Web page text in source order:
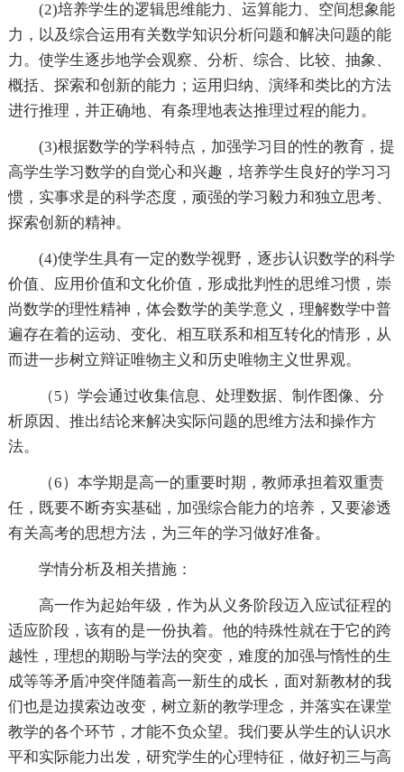
(2)培养学生的逻辑思维能力、运算能力、空间想象能
力，以及综合运用有关数学知识分析问题和解决问题的能
力。使学生逐步地学会观察、分析、综合、比较、抽象、
概括、探索和创新的能力；运用归纳、演绎和类比的方法
进行推理，并正确地、有条理地表达推理过程的能力。
(3)根据数学的学科特点，加强学习目的性的教育，提
高学生学习数学的自觉心和兴趣，培养学生良好的学习习
惯，实事求是的科学态度，顽强的学习毅力和独立思考、
探索创新的精神。
(4)使学生具有一定的数学视野，逐步认识数学的科学
价值、应用价值和文化价值，形成批判性的思维习惯，崇
尚数学的理性精神，体会数学的美学意义，理解数学中普
遍存在着的运动、变化、相互联系和相互转化的情形，从
而进一步树立辩证唯物主义和历史唯物主义世界观。
（5）学会通过收集信息、处理数据、制作图像、分
析原因、推出结论来解决实际问题的思维方法和操作方
法。
（6）本学期是高一的重要时期，教师承担着双重责
任，既要不断夯实基础，加强综合能力的培养，又要渗透
有关高考的思想方法，为三年的学习做好准备。
学情分析及相关措施：
高一作为起始年级，作为从义务阶段迈入应试征程的
适应阶段，该有的是一份执着。他的特殊性就在于它的跨
越性，理想的期盼与学法的突变，难度的加强与惰性的生
成等等矛盾冲突伴随着高一新生的成长，面对新教材的我
们也是边摸索边改变，树立新的教学理念，并落实在课堂
教学的各个环节，才能不负众望。我们要从学生的认识水
平和实际能力出发，研究学生的心理特征，做好初三与高